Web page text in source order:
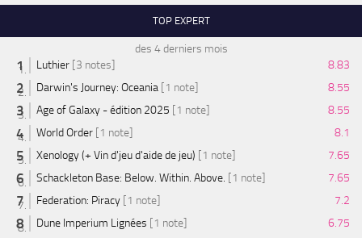
TOP EXPERT
des 4 derniers mois
Luthier [3 notes]
8.83
Darwin's Journey: Oceania [1 note]
8.55
Age of Galaxy - édition 2025 [1 note]
8.55
World Order [1 note]
8.1
Xenology (+ Vin d'jeu d'aide de jeu) [1 note]
7.65
Schackleton Base: Below. Within. Above. [1 note]
7.65
Federation: Piracy [1 note]
7.2
Dune Imperium Lignées [1 note]
6.75